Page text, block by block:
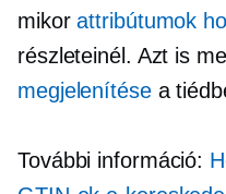
mikorattribútumok
részleteinél. Azt is
megjelenítésea
További információ: